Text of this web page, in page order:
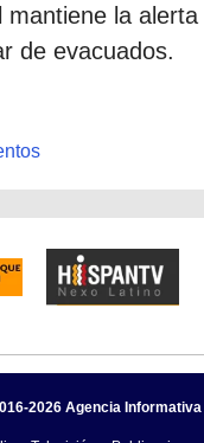
mantiene la
de evacuados.
2026 Agencia